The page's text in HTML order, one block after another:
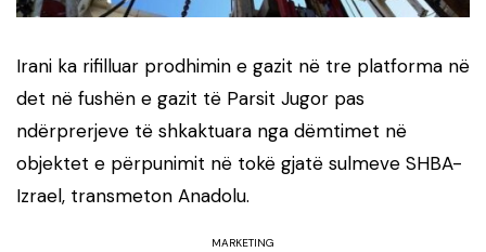
Irani ka rifilluar prodhimin e gazit në tre platforma në
det në fushën e gazit të Parsit Jugor pas
ndërprerjeve të shkaktuara nga dëmtimet në
objektet e përpunimit në tokë gjatë sulmeve SHBA-
Izrael, transmeton Anadolu.
MARKETING